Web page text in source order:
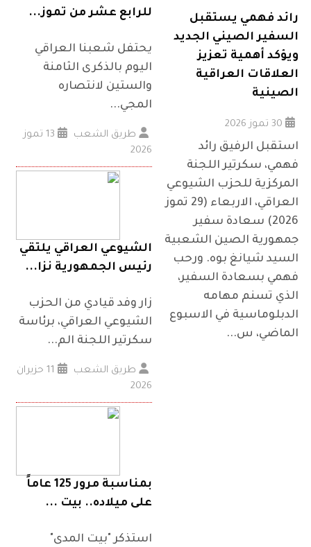
رائد فهمي يستقبل
السفير الصيني الجديد
ويؤكد أهمية تعزيز
العلاقات العراقية
الصينية
استقبل الرفيق رائد
فهمي، سكرتير اللجنة
المركزية للحزب الشيوعي
العراقي، الاربعاء (29 تموز
2026) سعادة سفير
جمهورية الصين الشعبية
السيد شيانغ بوه. ورحب
فهمي بسعادة السفير،
الذي تسنم مهامه
الدبلوماسية في الاسبوع
الماضي، س...
للرابع عشر من تموز...
يحتفل شعبنا العراقي
اليوم بالذكرى الثامنة
والستين لانتصاره
المجي...
طريق الشعب
13 تموز
2026
الشيوعي العراقي يلتقي
رئيس الجمهورية نزا...
زار وفد قيادي من الحزب
الشيوعي العراقي، برئاسة
سكرتير اللجنة الم...
طريق الشعب
11 حزيران
2026
بمناسبة مرور 125 عاماً
على ميلاده.. بيت ...
استذكر "بيت المدى"